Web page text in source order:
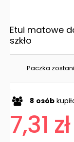
Paczka
Etui matowe
szkło
8 osób
7,31 zł